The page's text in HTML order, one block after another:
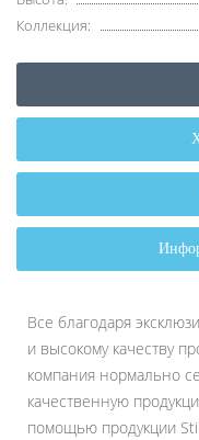
Коллекция:
Все благодаря
и высокому качеству
компания нормально
качественную
помощью продукции